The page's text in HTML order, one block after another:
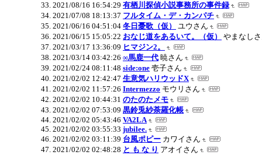
2021/08/16 16:54:29 有栖川探偵小説事務所の事件録
2021/07/08 18:13:37 フルタイム・デ・カンパチ
2021/06/16 04:51:04 冬日憂歌（仮）
ユウさん
2021/06/15 15:05:22 おなじ道をあるいて。（仮）
やまなし
2021/03/17 13:36:09 ヒマジン2。
2021/03/14 03:42:26 ∞馬鹿一代 暁さん
2021/02/24 08:11:48 side:one 壱子さん
2021/02/02 12:42:47 生意気ハリウッドX
2021/02/02 11:57:26 Intermezzo モウリさん
2021/02/02 10:44:31 のたのたメモ
2021/02/02 07:53:09 黒鈴兎紗荼羅化帳
2021/02/02 05:43:46 VA2LA
2021/02/02 03:55:33 jubilee.
2021/02/02 03:11:39 台風ポピー カワイさん
2021/02/02 02:48:28 と も な り アオイさん